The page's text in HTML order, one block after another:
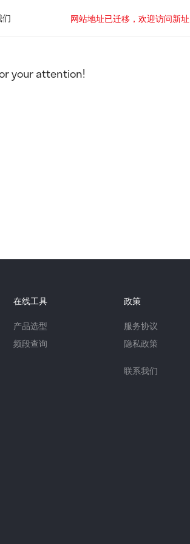
网站地址已迁移，欢迎访问新
your attention!
在线工具
产品选型
频段查询
政策
服务协议
隐私政策
联系我们